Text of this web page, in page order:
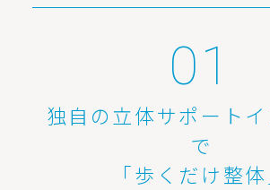
独自の立体サポート
で
｢歩くだけ整体